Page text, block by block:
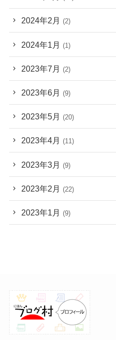
2024年2月 (2)
2024年1月 (1)
2023年7月 (2)
2023年6月 (9)
2023年5月 (20)
2023年4月 (11)
2023年3月 (9)
2023年2月 (22)
2023年1月 (9)